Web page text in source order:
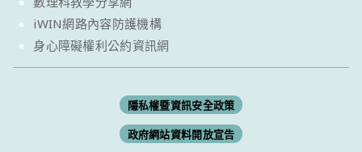
iWIN網路內容防護機構
身心障礙權利公約資訊網
隱私權暨資訊安全政策
政府網站資料開放宣告